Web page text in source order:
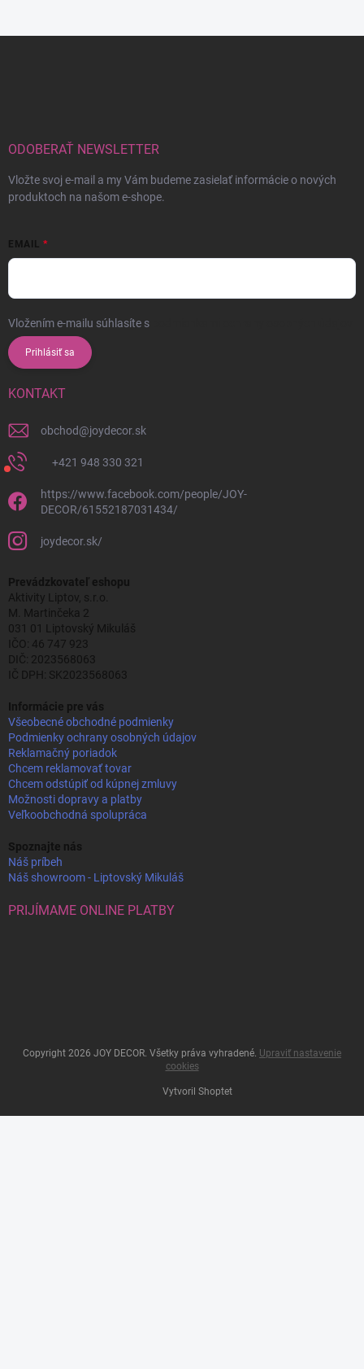
ODOBERAŤ NEWSLETTER
Vložte svoj e-mail a my Vám budeme zasielať informácie o nových
produktoch na našom e-shope.
EMAIL
Vložením e-mailu súhlasíte s
Prihlásiť sa
KONTAKT
obchod@joydecor.sk
+421 948 330 321
https://www.facebook.com/people/JOY-
DECOR/61552187031434/
joydecor.sk/
Prevádzkovateľ eshopu
Aktivity Liptov, s.r.o.
M. Martinčeka 2
031 01 Liptovský Mikuláš
IČO: 46 747 923
DIČ: 2023568063
IČ DPH: SK2023568063
Informácie pre vás
Všeobecné obchodné podmienky
Podmienky ochrany osobných údajov
Reklamačný poriadok
Chcem reklamovať tovar
Chcem odstúpiť od kúpnej zmluvy
Možnosti dopravy a platby
Veľkoobchodná spolupráca
Spoznajte nás
Náš príbeh
Náš showroom - Liptovský Mikuláš
PRIJÍMAME ONLINE PLATBY
Vytvoril Shoptet
Copyright 2026 JOY DECOR . Všetky práva vyhradené. Upraviť nastavenie
cookies